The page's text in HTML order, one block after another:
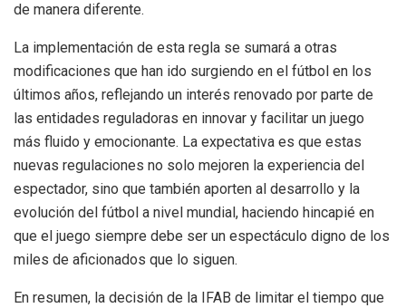
de manera diferente.
La implementación de esta regla se sumará a otras
modificaciones que han ido surgiendo en el fútbol en los
últimos años, reflejando un interés renovado por parte de
las entidades reguladoras en innovar y facilitar un juego
más fluido y emocionante. La expectativa es que estas
nuevas regulaciones no solo mejoren la experiencia del
espectador, sino que también aporten al desarrollo y la
evolución del fútbol a nivel mundial, haciendo hincapié en
que el juego siempre debe ser un espectáculo digno de los
miles de aficionados que lo siguen.
En resumen, la decisión de la IFAB de limitar el tiempo que